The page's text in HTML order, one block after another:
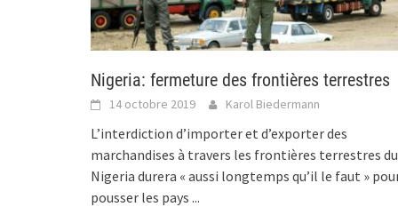
Nigeria: fermeture des frontières terrestres
14 octobre 2019 Karol Biedermann
L’interdiction d’importer et d’exporter des
marchandises à travers les frontières terrestres du
Nigeria durera « aussi longtemps qu’il le faut »
pousser les pays ...